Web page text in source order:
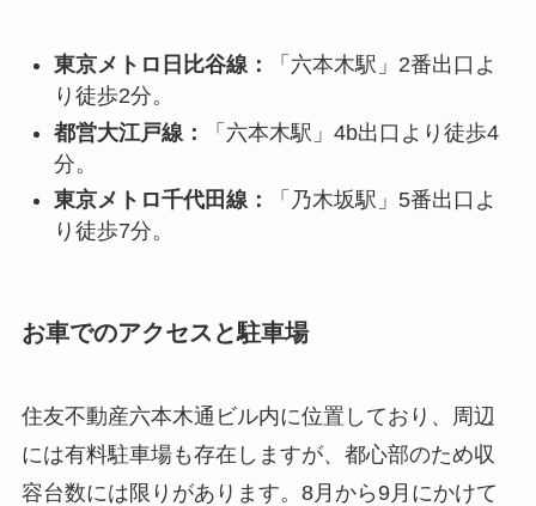
東京メトロ日比谷線：
「六本木駅」2番出口よ
り徒歩2分。
都営大江戸線：
「六本木駅」4b出口より徒歩4
分。
東京メトロ千代田線：
「乃木坂駅」5番出口よ
り徒歩7分。
お車でのアクセスと駐車場
住友不動産六本木通ビル内に位置しており、周辺
には有料駐車場も存在しますが、都心部のため収
容台数には限りがあります。8月から9月にかけて